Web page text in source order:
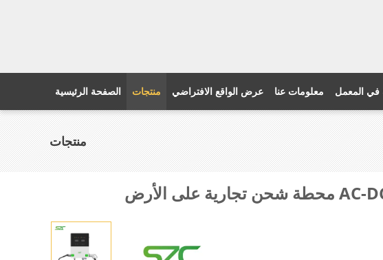
الصفحة الرئيسية منتجات عرض الواقع الافتراضي معلومات عنا في المعمل
منتجات